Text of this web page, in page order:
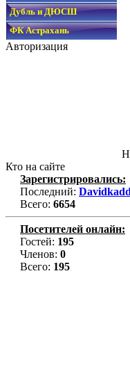
Дубль и ДЮСШ
ФК Астрахань
Авторизация
Кто на сайте
Зарегистрировались:
Последний:
Всего: 6654
Посетителей онлайн:
Гостей: 195
Членов: 0
Всего: 195